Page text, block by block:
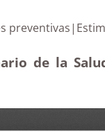
de la